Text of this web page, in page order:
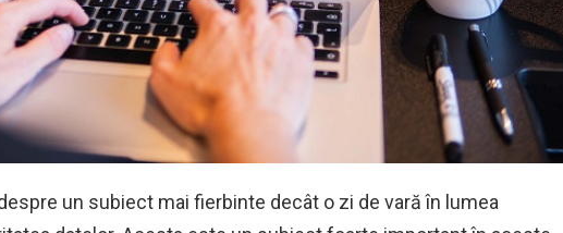
un subiect mai fierbinte decât o zi de vară în lumea